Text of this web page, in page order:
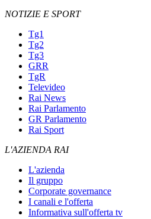
NOTIZIE E SPORT
Tg1
Tg2
Tg3
GRR
TgR
Televideo
Rai News
Rai Parlamento
GR Parlamento
Rai Sport
L'AZIENDA RAI
L'azienda
Il gruppo
Corporate governance
I canali e l'offerta
Informativa sull'offerta tv